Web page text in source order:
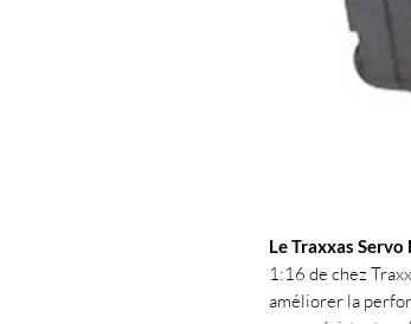
Le Traxxas
1:16 de chez
améliorer la